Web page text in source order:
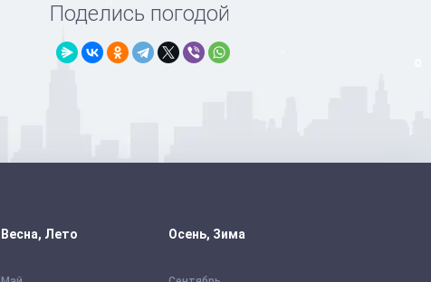
Поделись погодой
Весна, Лето Осень, Зима